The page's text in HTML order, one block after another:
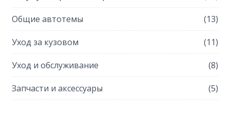
Общие автотемы (13)
Уход за кузовом (11)
Уход и обслуживание (8)
Запчасти и аксессуары (5)